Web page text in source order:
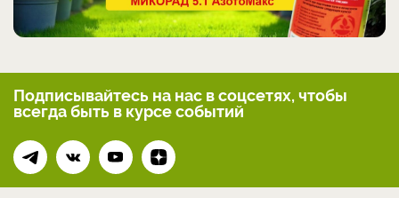
Подписывайтесь на нас в соцсетях, чтобы
всегдабыть в курсе событий